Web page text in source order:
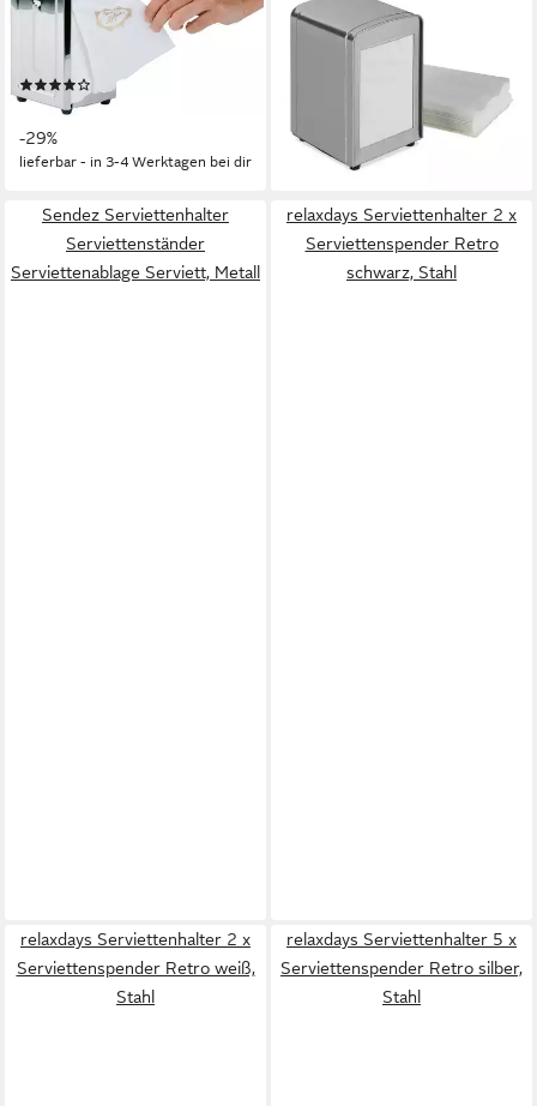
hochglanz, mit Antirutsch-
Füßen
14,98 € UVP
-29%
lieferbar - in 3-4 Werktagen bei dir
Serviettenspender Retro
lieferbar - in 2-3 Werktagen bei dir
Sendez Serviettenhalter
Serviettenständer
Serviettenablage Serviett, Metall
relaxdays Serviettenhalter 2 x
Serviettenspender Retro
schwarz, Stahl
relaxdays Serviettenhalter 2 x
Serviettenspender Retro weiß,
Stahl
relaxdays Serviettenhalter 5 x
Serviettenspender Retro silber,
Stahl